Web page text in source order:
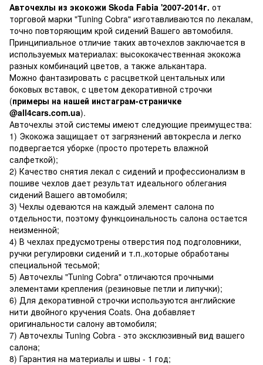
Авточехлы из экокожи Skoda Fabia '2007-2014г. от
торговой марки "Tuning Cobra" изготавливаются по лекалам,
точно повторяющим крой сидений Вашего автомобиля.
Принципиальное отличие таких авточехлов заключается в
используемых материалах: высококачественная экокожа
разных комбинаций цветов, а также алькантара.
Можно фантазировать с расцветкой центальных или
боковых вставок, с цветом декоративной строчки
(примеры на нашей инстаграм-страничке
@all4cars.com.ua).
Авточехлы этой системы имеют следующие преимущества:
1) Экокожа защищает от загрязнений автокресла и легко
подвергается уборке (просто протереть влажной
салфеткой);
2) Качество снятия лекал с сидений и профессионализм в
пошиве чехлов дает результат идеального облегания
сидений Вашего автомобиля;
3) Чехлы одеваются на каждый элемент салона по
отдельности, поэтому функцоинальность салона остается
неизменной;
4) В чехлах предусмотрены отверстия под подголовники,
ручки регулировки сидений и т.п.,которые обработаны
специальной тесьмой;
5) Авточехлы "Tuning Cobra" отличаются прочными
элементами крепления (резиновые петли и липучки);
6) Для декоративной строчки используются английские
нити двойного кручения Coats. Она добавляет
оригинальности салону автомобиля;
7) Авточехлы Tuning Cobra - это эксклюзивный вид вашего
салона;
8) Гарантия на материалы и швы - 1 год;